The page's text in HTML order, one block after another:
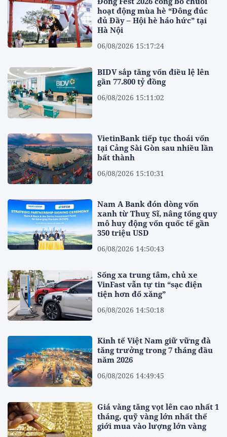
hoạt động mùa hè “Đông đúc
đủ Đầy – Hội hè háo hức” tại
Hà Nội
06/08/2026 15:17:24
BIDV sắp tăng vốn điều lệ lên
gần 77.800 tỷ đồng
06/08/2026 15:11:02
VietinBank tiếp tục thoái vốn
tại Cảng Sài Gòn sau nhiều lần
bất thành
06/08/2026 15:10:31
Nam A Bank đón dòng vốn
xanh từ Thuỵ Sĩ, nâng tổng quy
mô huy động vốn quốc tế gần
350 triệu USD
06/08/2026 14:50:43
Sống xa trung tâm, chủ xe
VinFast vẫn tự tin “sạc điện
tiện hơn đổ xăng”
06/08/2026 14:50:18
Kinh tế Việt Nam giữ vững đà
tăng trưởng trong 7 tháng đầu
năm 2026
06/08/2026 14:49:45
Giá vàng tăng vọt lên cao nhất 1
tháng, quỹ vàng lớn nhất thế
giới mua vào lượng lớn vàng